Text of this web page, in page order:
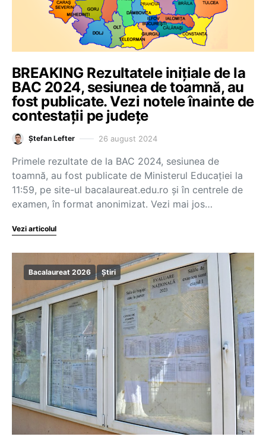
BREAKING Rezultatele inițiale de la
BAC 2024, sesiunea de toamnă, au
fost publicate. Vezi notele înainte de
contestații pe județe
Ștefan Lefter 26 august 2024
Primele rezultate de la BAC 2024, sesiunea de
toamnă, au fost publicate de Ministerul Educației la
11:59, pe site-ul bacalaureat.edu.ro și în centrele de
examen, în format anonimizat. Vezi mai jos…
Vezi articolul
Bacalaureat 2026 Știri